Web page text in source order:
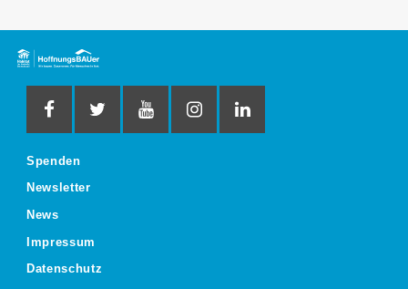
Spenden
Newsletter
News
Impressum
Datenschutz